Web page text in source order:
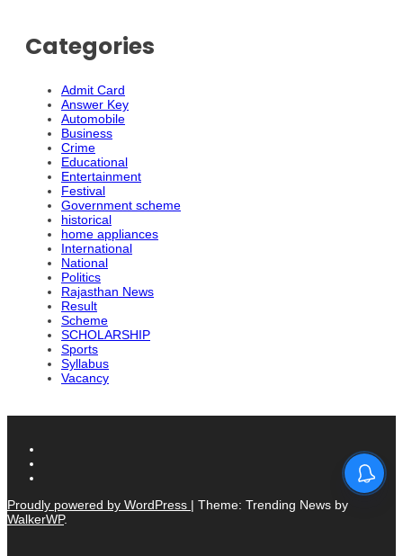
Categories
Admit Card
Answer Key
Automobile
Business
Crime
Educational
Entertainment
Festival
Government scheme
historical
home appliances
International
National
Politics
Rajasthan News
Result
Scheme
SCHOLARSHIP
Sports
Syllabus
Vacancy
Proudly powered by WordPress | Theme: Trending News by
WalkerWP.